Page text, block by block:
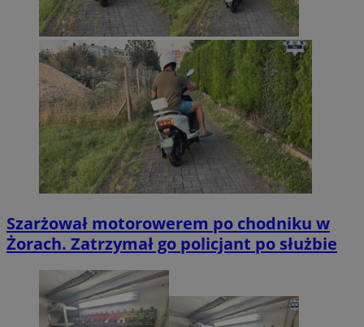
Szarżował motorowerem po chodniku w
Żorach. Zatrzymał go policjant po służbie